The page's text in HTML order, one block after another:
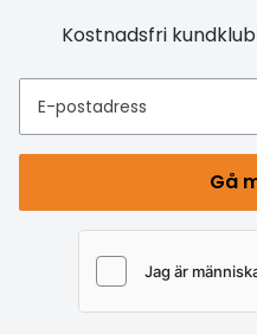
Kostnadsfri
E-postadress
Gå